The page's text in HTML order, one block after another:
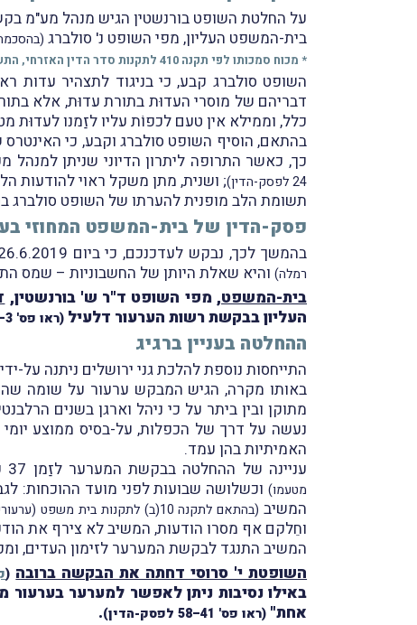
על החלטת השופט בורנשטין הגיש מנהל מע"מ
בית-המשפט העליון, מפי השופט נ' סולברג
* מכוח סמכותו לפי תקנה 410 לתקנות סדר הדין האזרחי, התשמ"ד-1984.
השופט סולברג קבע, כי בניגוד לתצהיר עדות
דבריהם של מוסרי העדוּת בתורת עדוּת, אלא
כלל, וממילא אין טעם לכפוֹת עליו לזַמנו לעדוּת
בהתאם, הוסיף השופט סולברג וקבע, כי
כך, כאשר התרופה ליתרון הדיוני שניתן
24 לפסק-הדין)
; ושנית, מתן משקל ראוי להודעות
תשומת הלב מופנית להערתו של השופט סולברג בסעיף 25
פסק-הדין של בית-המשפט המחוזי
בהמשך לכך, נבקש לעדכנכם, כי ביום 26.6.2019 ניתן פסק-הדין של בית-המשפט המחוזי מרכז-לוד במחלוקת העיקרית בין המערערת לבין המשיב
רמלה) והיא שאלת היותן של החשבוניות – שמס
בית-המשפט, מפי השופט ד"ר ש' בורנשטין,
העליון בבקשת רשות הערעור דלעיל (ראו פס' 3–7 לפסק-הדין)
ההחלטה בעניין ברגיג
התייחסות נוספת להלכת גני ירושלים ניתנה על-ידי בית-
באותו מקרה, הגיש המבקש ערעור על שומה
מתוקן ובין ביתר על כי ניהל וארגן בשנים
נעשה על דרך של הכפלות, על-בסיס ממוצע
האמיתיות בהן עמד.
עניינה של ההחלטה בבקשת המערער לזַמן 37 עדים, וזאת לאחַר שהוגשו תצהירי עדות ראשית מטעם שני הצדדים
מטעמו)
המשיב (בהתאם לתקנה 10(ב) לתקנות בית משפט (ערעורים בענייני מס הכנסה), התשל"ט-1978)
וחֵלקם אף מסרו הודעות, המשיב לא צירף את
המשיב התנגד לבקשת המערער לזימון העדים,
השופטת י' סרוסי דחתה את הבקשה ברובה (
באילו נסיבות ניתן לאפשר למערער
אחת" (ראו פס' 41–58 לפסק-הדין) .